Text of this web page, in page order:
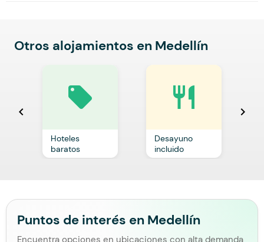
Otros alojamientos en Medellín
chevron_left
local_offer
Hoteles
baratos
restaurant
Desayuno
incluido
chevron_right
Puntos de interés en Medellín
Encuentra opciones en ubicaciones con alta demanda